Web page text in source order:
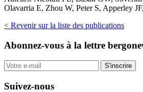
Olavarria E, Zhou W, Peter S, Apperley
< Revenir sur la liste des publications
Abonnez-vous à la lettre
S'inscrire
Suivez-nous